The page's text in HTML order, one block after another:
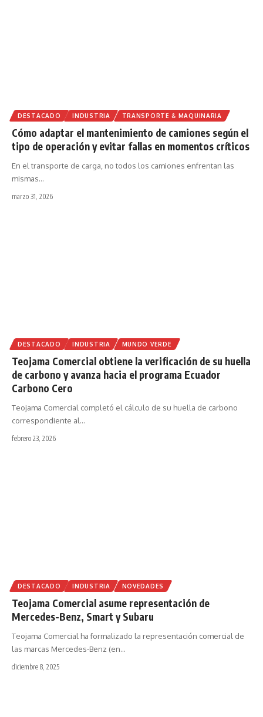
DESTACADO INDUSTRIA TRANSPORTE & MAQUINARIA
Cómo adaptar el mantenimiento de camiones según el
tipo de operación y evitar fallas en momentos críticos
En el transporte de carga, no todos los camiones enfrentan las
mismas…
marzo 31, 2026
DESTACADO INDUSTRIA MUNDO VERDE
Teojama Comercial obtiene la verificación de su huella
de carbono y avanza hacia el programa Ecuador
Carbono Cero
Teojama Comercial completó el cálculo de su huella de carbono
correspondiente al…
febrero 23, 2026
DESTACADO INDUSTRIA NOVEDADES
Teojama Comercial asume representación de
Mercedes-Benz, Smart y Subaru
Teojama Comercial ha formalizado la representación comercial de
las marcas Mercedes-Benz (en…
diciembre 8, 2025